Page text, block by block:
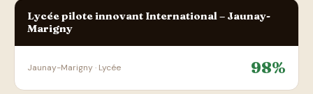
Lycée pilote innovant International – Jaunay-
Marigny
Jaunay-Marigny · Lycée 98%